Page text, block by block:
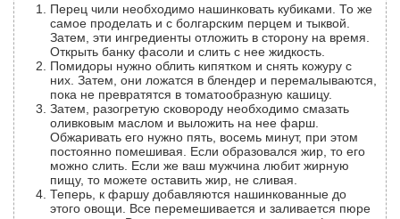
Перец чили необходимо нашинковать кубиками. То же
самое проделать и с болгарским перцем и тыквой.
Затем, эти ингредиенты отложить в сторону на время.
Открыть банку фасоли и слить с нее жидкость.
Помидоры нужно облить кипятком и снять кожуру с
них. Затем, они ложатся в блендер и перемалываются,
пока не превратятся в томатообразную кашицу.
Затем, разогретую сковороду необходимо смазать
оливковым маслом и выложить на нее фарш.
Обжаривать его нужно пять, восемь минут, при этом
постоянно помешивая. Если образовался жир, то его
можно слить. Если же ваш мужчина любит жирную
пищу, то можете оставить жир, не сливая.
Теперь, к фаршу добавляются нашинкованные до
этого овощи. Все перемешивается и заливается пюре